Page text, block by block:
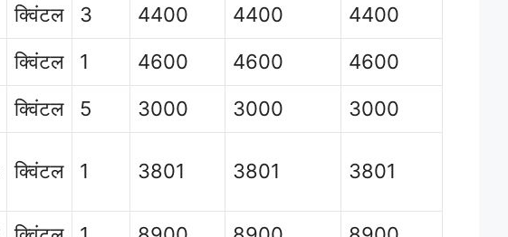
क्विंटल 3 4400 4400
4400
क्विंटल 1 4600 4600
4600
क्विंटल 5 3000 3000
3000
क्विंटल 1 3801 3801 3801